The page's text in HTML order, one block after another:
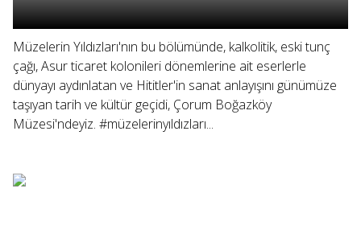
Müzelerin Yıldızları'nın bu bölümünde, kalkolitik, eski tunç
çağı, Asur ticaret kolonileri dönemlerine ait eserlerle
dünyayı aydınlatan ve Hititler'in sanat anlayışını günümüze
taşıyan tarih ve kültür geçidi, Çorum Boğazköy
Müzesi'ndeyiz. #müzelerinyıldızları...